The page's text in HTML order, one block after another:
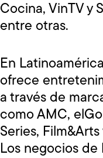
Cocina, VinTV y
entre otras.
En
ofrece
a través de
como AMC,
Series,
Los negocios de